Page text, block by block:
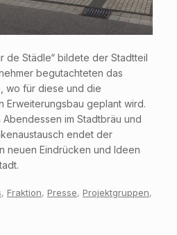
de Städle“ bildete der Stadtteil
begutachteten das
wo für diese und die
Erweiterungsbau geplant wird.
im Stadtbräu und
endet der
neuen Eindrücken und Ideen
, Fraktion, Presse, Projektgruppen,